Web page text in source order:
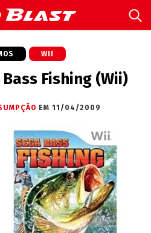
WII
Bass Fishing (Wii)
EM 11/04/2009